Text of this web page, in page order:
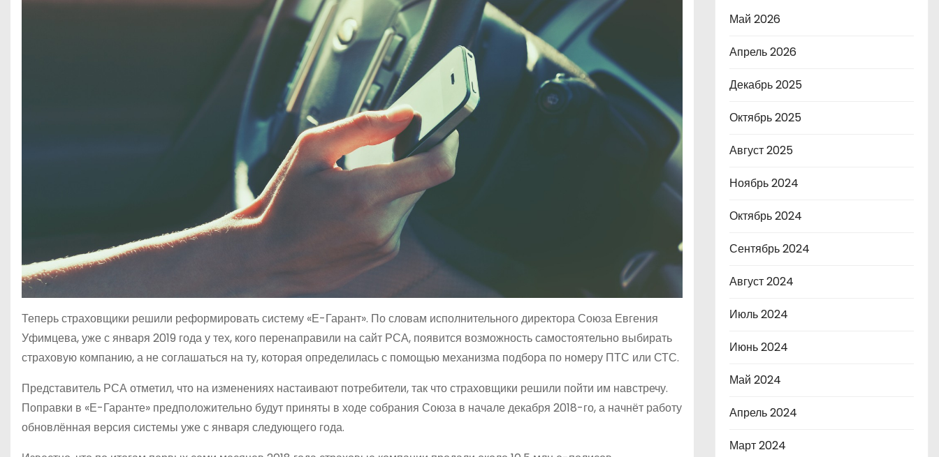
Теперь страховщики решили реформировать систему «Е-Гарант». По словам исполнительного директора Союза Евгения
Уфимцева, уже с января 2019 года у тех, кого перенаправили на сайт РСА, появится возможность самостоятельно выбирать
страховую компанию, а не соглашаться на ту, которая определилась с помощью механизма подбора по номеру ПТС или СТС.
Представитель РСА отметил, что на изменениях настаивают потребители, так что страховщики решили пойти им навстречу.
Поправки в «Е-Гаранте» предположительно будут приняты в ходе собрания Союза в начале декабря 2018-го, а начнёт работу
обновлённая версия системы уже с января следующего года.
Май 2026
Апрель 2026
Декабрь 2025
Октябрь 2025
Август 2025
Ноябрь 2024
Октябрь 2024
Сентябрь 2024
Август 2024
Июль 2024
Июнь 2024
Май 2024
Апрель 2024
Март 2024